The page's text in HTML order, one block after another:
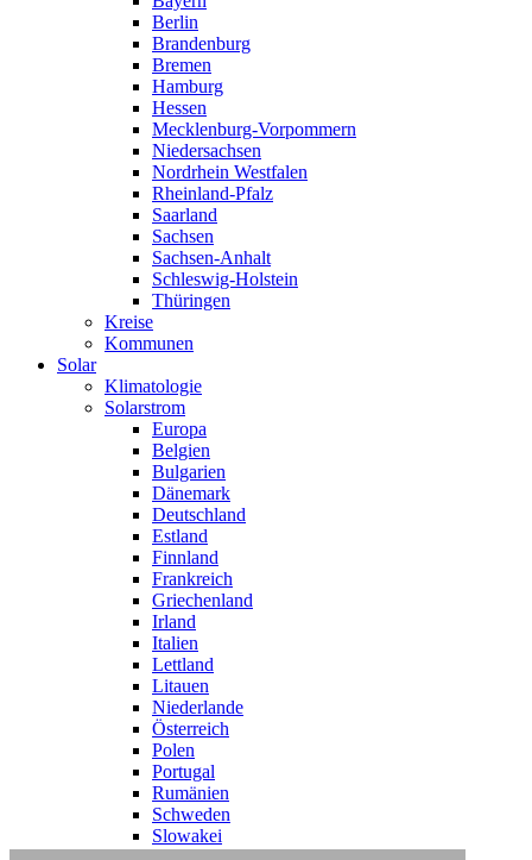
Berlin
Brandenburg
Bremen
Hamburg
Hessen
Mecklenburg-Vorpommern
Niedersachsen
Nordrhein Westfalen
Rheinland-Pfalz
Saarland
Sachsen
Sachsen-Anhalt
Schleswig-Holstein
Thüringen
Kreise
Kommunen
Solar
Klimatologie
Solarstrom
Europa
Belgien
Bulgarien
Dänemark
Deutschland
Estland
Finnland
Frankreich
Griechenland
Irland
Italien
Lettland
Litauen
Niederlande
Österreich
Polen
Portugal
Rumänien
Schweden
Slowakei